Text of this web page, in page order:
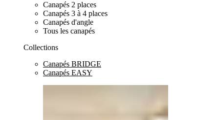
Canapés 2 places
Canapés 3 à 4 places
Canapés d'angle
Tous les canapés
Collections
Canapés BRIDGE
Canapés EASY